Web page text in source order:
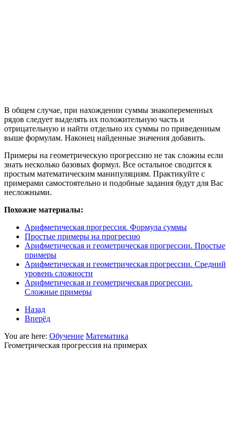
В общем случае, при нахождении суммы знакопеременных
рядов следует выделять их положительную часть и
отрицательную и найти отдельно их суммы по приведенным
выше формулам. Наконец найденные значения добавить.
Примеры на геометрическую прогрессию не так сложны если
знать несколько базовых формул. Все остальное сводится к
простым математическим манипуляциям. Практикуйте с
примерами самостоятельно и подобные задания будут для Вас
несложными.
Похожие материалы:
Арифметическая прогрессия. Формула суммы
Простые примеры на прогресию
Арифметическая и геометрическая прогрессии. Простые
примеры
Арифметическая и геометрическая прогрессии. Средний
уровень сложности
Арифметическая и геометрическая прогрессии.
Сложные примеры
Назад
Вперёд
You are here: Обучение Математика
Геометрическая прогрессия на примерах